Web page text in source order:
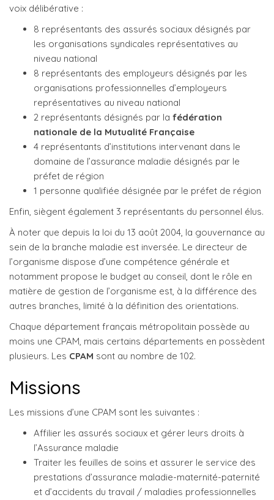
voix délibérative :
8 représentants des assurés sociaux désignés par
les organisations syndicales représentatives au
niveau national
8 représentants des employeurs désignés par les
organisations professionnelles d’employeurs
représentatives au niveau national
2 représentants désignés par la fédération
nationale de la Mutualité Française
4 représentants d’institutions intervenant dans le
domaine de l’assurance maladie désignés par le
préfet de région
1 personne qualifiée désignée par le préfet de région
Enfin, siègent également 3 représentants du personnel élus.
À noter que depuis la loi du 13 août 2004, la gouvernance au
sein de la branche maladie est inversée. Le directeur de
l’organisme dispose d’une compétence générale et
notamment propose le budget au conseil, dont le rôle en
matière de gestion de l’organisme est, à la différence des
autres branches, limité à la définition des orientations.
Chaque département français métropolitain possède au
moins une CPAM, mais certains départements en possèdent
plusieurs. Les CPAM sont au nombre de 102.
Missions
Les missions d’une CPAM sont les suivantes :
Affilier les assurés sociaux et gérer leurs droits à
l’Assurance maladie
Traiter les feuilles de soins et assurer le service des
prestations d’assurance maladie-maternité-paternité
et d’accidents du travail / maladies professionnelles